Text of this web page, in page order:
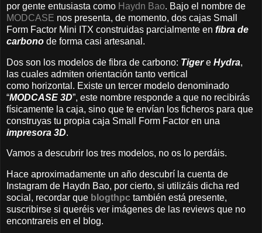
por gente entusiasta como Haydn Bao. Bajo el nombre de
MODCASE nos presenta, de momento, dos cajas Small
Form Factor Mini ITX construidas parcialmente en fibra de
carbono de forma casi artesanal.
Dos son los modelos de fibra de carbono: Tigere Hydra,
las cuales admiten orientación tanto vertical
como horizontal. Existe un tercer modelo denominado
“MODCASE 3D”, este nombre responde a que no recibirás
físicamente la caja, sino que te envían los ficheros para que
construyas tu propia caja Small Form Factor en una
impresora 3D.
Vamos a descubrir los tres modelos, no os lo perdáis.
Hace aproximadamente un año descubrí la cuenta de
Instagram de Haydn Bao, por cierto, si utilizáis dicha red
social, recordar que blogthpc también está presente,
suscribirse si queréis ver imágenes de las reviews que no
encontrareis en el blog.